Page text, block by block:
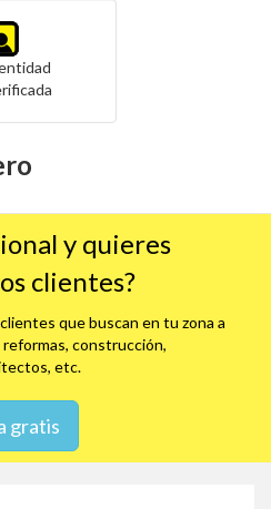
y quieres
clientes?
que buscan en tu zona a
construcción,
etc.
gratis